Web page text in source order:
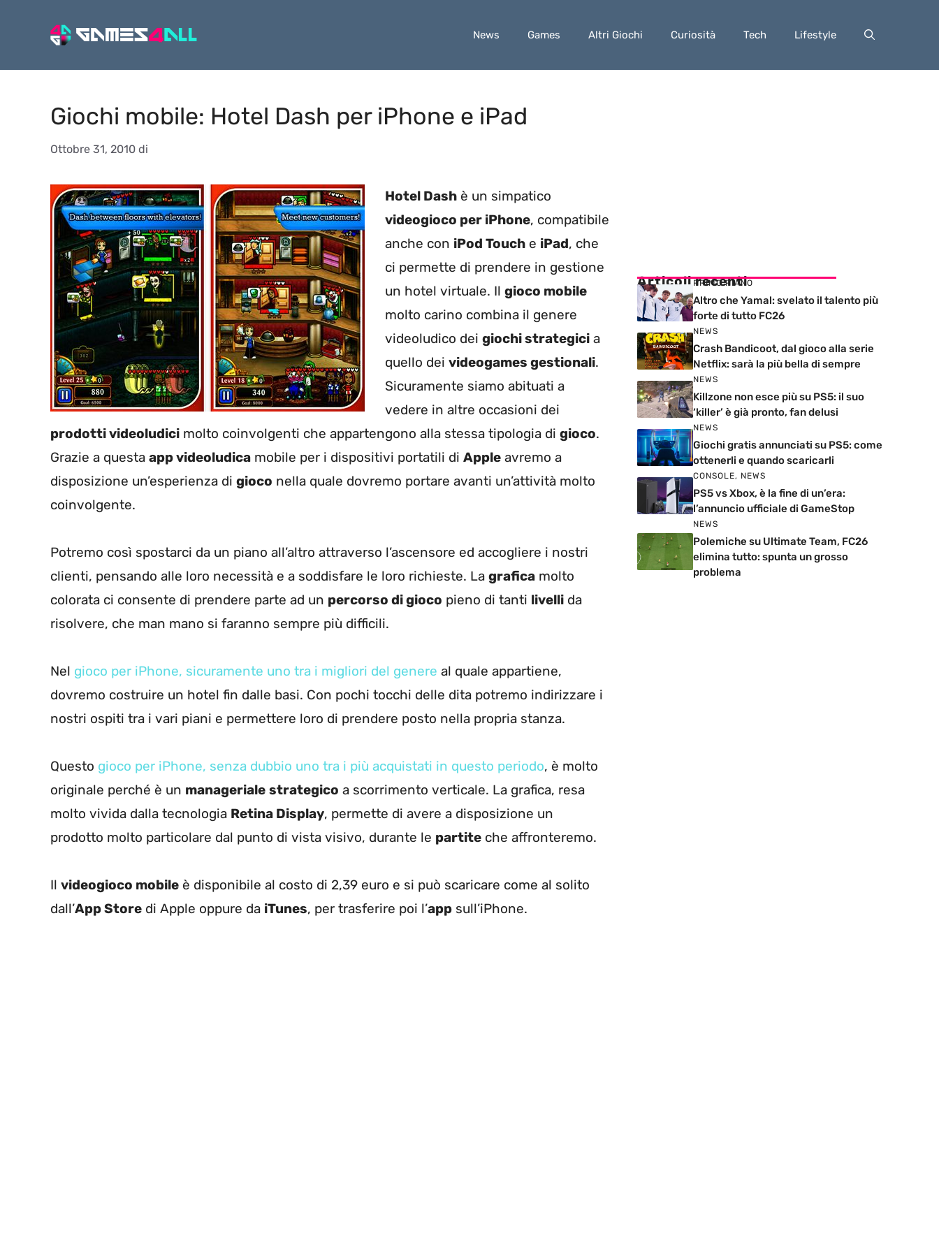
News Games Altri Giochi Curiosità Tech Lifestyle
Giochi mobile: Hotel Dash per iPhone e iPad
Ottobre 31, 2010 di
Hotel Dashè un simpatico
videogioco per iPhone, compatibile
anche con iPod Touche iPad, che
ci permette di prendere in gestione
un hotel virtuale. Il gioco mobile
molto carino combina il genere
videoludico dei giochi strategicia
quello dei videogames gestionali.
Sicuramente siamo abituati a
vedere in altre occasioni dei
prodotti videoludici molto coinvolgenti che appartengono alla stessa tipologia di gioco.
Grazie a questa app videoludica mobile per i dispositivi portatili di Apple avremo a
disposizione un’esperienza di gioco nella quale dovremo portare avanti un’attività molto
coinvolgente.
Potremo così spostarci da un piano all’altro attraverso l’ascensore ed accogliere i nostri
clienti, pensando alle loro necessità e a soddisfare le loro richieste. La grafica molto
colorata ci consente di prendere parte ad un percorso di gioco pieno di tanti livelli da
risolvere, che man mano si faranno sempre più difficili.
Nel gioco per iPhone, sicuramente uno tra i migliori del genere al quale appartiene,
dovremo costruire un hotel fin dalle basi. Con pochi tocchi delle dita potremo indirizzare i
nostri ospiti tra i vari piani e permettere loro di prendere posto nella propria stanza.
Questo gioco per iPhone, senza dubbio uno tra i più acquistati in questo periodo, è molto
originale perché è un manageriale strategico a scorrimento verticale. La grafica, resa
molto vivida dalla tecnologia Retina Display, permette di avere a disposizione un
prodotto molto particolare dal punto di vista visivo, durante le partite che affronteremo.
Il videogioco mobile è disponibile al costo di 2,39 euro e si può scaricare come al solito
dall’App Store di Apple oppure da iTunes, per trasferire poi l’app sull’iPhone.
Articoli recenti
PRIMO PIANO
Altro che Yamal: svelato il talento più
forte di tutto FC26
NEWS
Crash Bandicoot, dal gioco alla serie
Netflix: sarà la più bella di sempre
NEWS
Killzone non esce più su PS5: il suo
‘killer’ è già pronto, fan delusi
NEWS
Giochi gratis annunciati su PS5: come
ottenerli e quando scaricarli
CONSOLE, NEWS
PS5 vs Xbox, è la fine di un’era:
l’annuncio ufficiale di GameStop
NEWS
Polemiche su Ultimate Team, FC26
elimina tutto: spunta un grosso
problema